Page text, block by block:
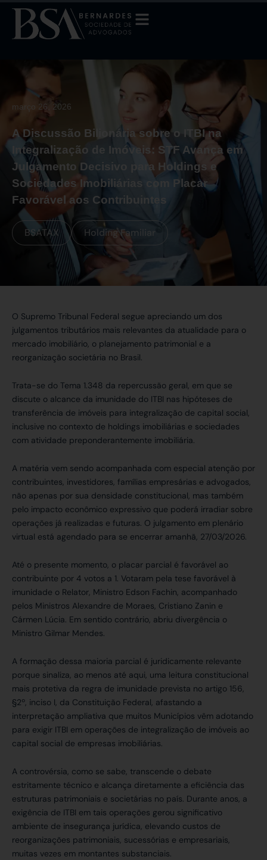
março 26, 2026
A Discussão Bilionária sobre o ITBI na
Integralização de Imóveis: STF Avança em
Julgamento Decisivo para Holdings e
Sociedades Imobiliárias com Placar
Favorável aos Contribuintes
BSATAX Holding Familiar
O Supremo Tribunal Federal segue apreciando um dos
julgamentos tributários mais relevantes da atualidade para o
mercado imobiliário, o planejamento patrimonial e a
reorganização societária no Brasil.
Trata-se do Tema 1.348 da repercussão geral, em que se
discute o alcance da imunidade do ITBI nas hipóteses de
transferência de imóveis para integralização de capital social,
inclusive no contexto de holdings imobiliárias e sociedades
com atividade preponderantemente imobiliária.
A matéria vem sendo acompanhada com especial atenção por
contribuintes, investidores, famílias empresárias e advogados,
não apenas por sua densidade constitucional, mas também
pelo impacto econômico expressivo que poderá irradiar sobre
operações já realizadas e futuras. O julgamento em plenário
virtual está agendado para se encerrar amanhã, 27/03/2026.
Até o presente momento, o placar parcial é favorável ao
contribuinte por 4 votos a 1. Votaram pela tese favorável à
imunidade o Relator, Ministro Edson Fachin, acompanhado
pelos Ministros Alexandre de Moraes, Cristiano Zanin e
Cármen Lúcia. Em sentido contrário, abriu divergência o
Ministro Gilmar Mendes.
A formação dessa maioria parcial é juridicamente relevante
porque sinaliza, ao menos até aqui, uma leitura constitucional
mais protetiva da regra de imunidade prevista no artigo 156,
§2º, inciso I, da Constituição Federal, afastando a
interpretação ampliativa que muitos Municípios vêm adotando
para exigir ITBI em operações de integralização de imóveis ao
capital social de empresas imobiliárias.
A controvérsia, como se sabe, transcende o debate
estritamente técnico e alcança diretamente a eficiência das
estruturas patrimoniais e societárias no país. Durante anos, a
exigência de ITBI em tais operações gerou significativo
ambiente de insegurança jurídica, elevando custos de
reorganizações patrimoniais, sucessórias e empresariais,
muitas vezes em montantes substanciais.